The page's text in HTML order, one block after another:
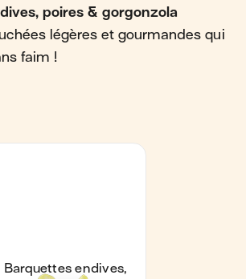
poires & gorgonzola
légères et gourmandes qui
faim !